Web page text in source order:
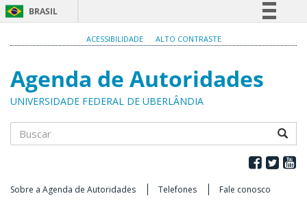
BRASIL
Participe
Acesso à informação
ACESSIBILIDADE ALTO CONTRASTE
Agenda de Autoridades
UNIVERSIDADE FEDERAL DE UBERLÂNDIA
Sobre a Agenda de Autoridades Telefones Fale conosco